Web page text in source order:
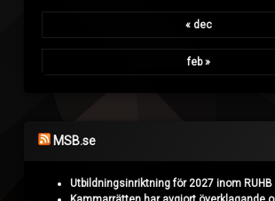
« dec
feb »
MSB.se
Utbildningsinriktning för 2027 inom RUHB